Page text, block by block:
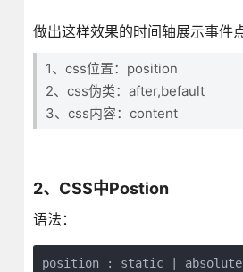
做出这样效果的时间轴展示事件
1、css位置：position
2、css伪类：after,befault
3、css内容：content
2、CSS中Postion
语法：
position : static |